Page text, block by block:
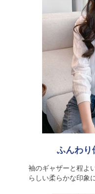
ふんわり
袖のギャザーと程よ
らしい柔らかな印象